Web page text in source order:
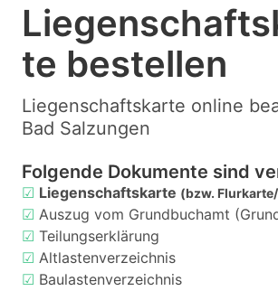
te bestellen
Liegenschaftskarte online
Bad Salzungen
Folgende Dokumente sind
☑ Liegenschaftskarte (bzw.
☑ Auszug vom Grundbuchamt
☑ Teilungserklärung
☑ Altlastenverzeichnis
☑ Baulastenverzeichnis